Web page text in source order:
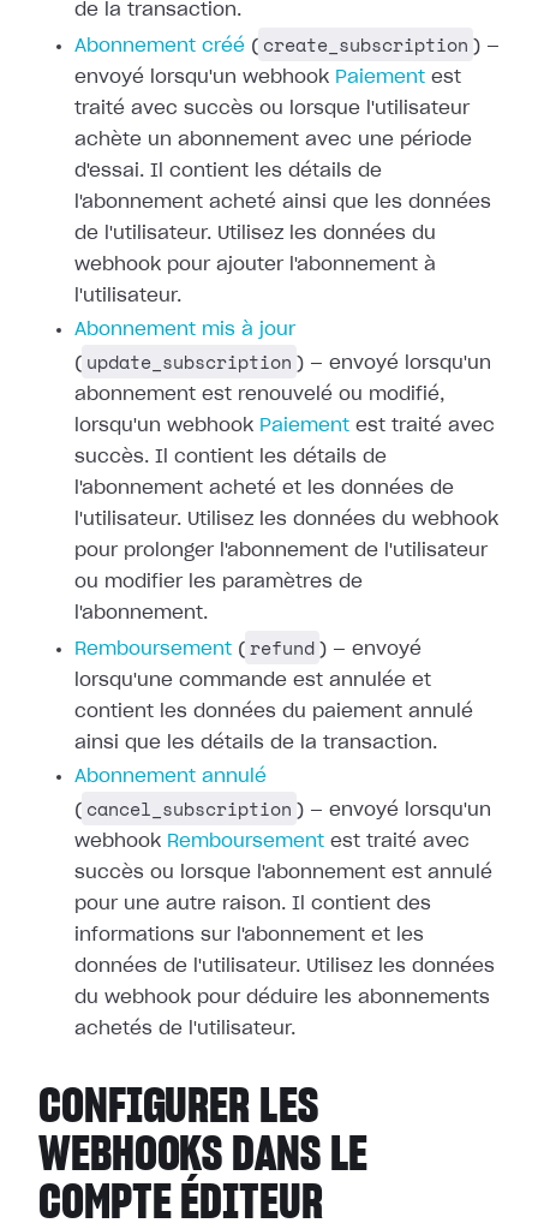
de la transaction.
Abonnement créé ( create_subscription ) —
envoyé lorsqu'un webhook Paiement est
traité avec succès ou
lorsque l'utilisateur
achète un abonnement avec une période
d'essai. Il contient les détails de
l'abonnement acheté ainsi que les données
de l'utilisateur. Utilisez les données du
webhook pour ajouter l'abonnement à
l'utilisateur.
Abonnement mis à jour
( update_subscription ) — envoyé lorsqu'un
abonnement est renouvelé ou modifié,
lorsqu'un webhook Paiement est traité avec
succès. Il contient les détails de
l'abonnement acheté et les données de
l'utilisateur. Utilisez les données du webhook
pour prolonger l'abonnement de l'utilisateur
ou modifier les paramètres de
l'abonnement.
Remboursement ( refund ) — envoyé
lorsqu'une commande est annulée et
contient les données du paiement annulé
ainsi que les détails de la transaction.
Abonnement annulé
( cancel_subscription ) — envoyé lorsqu'un
webhook Remboursement est traité avec
succès ou
lorsque l'abonnement est annulé
pour une autre raison. Il contient des
informations sur l'abonnement et les
données de l'utilisateur. Utilisez les données
du webhook pour déduire les abonnements
achetés de l'utilisateur.
CONFIGURER LES
WEBHOOKS DANS LE
COMPTE ÉDITEUR